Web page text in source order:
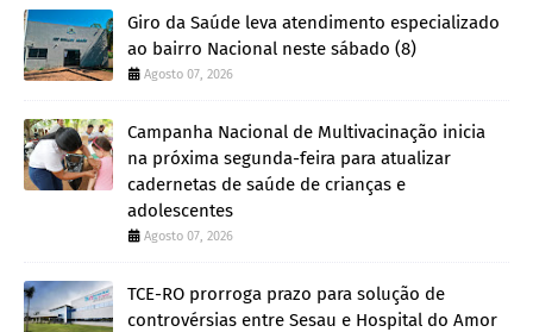
Giro da Saúde leva atendimento especializado
ao bairro Nacional neste sábado (8)
Agosto 07, 2026
Campanha Nacional de Multivacinação inicia
na próxima segunda-feira para atualizar
cadernetas de saúde de crianças e
adolescentes
Agosto 07, 2026
TCE-RO prorroga prazo para solução de
controvérsias entre Sesau e Hospital do Amor